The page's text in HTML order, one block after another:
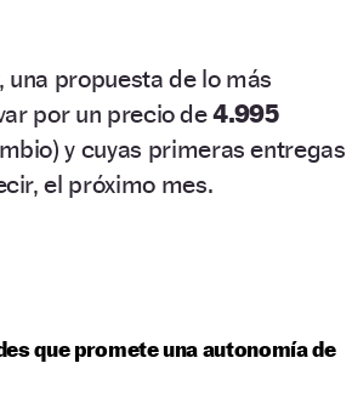
propuesta de lo más
por un precio de4.995
y cuyas primeras entregas
el próximo mes.
que promete una autonomía de